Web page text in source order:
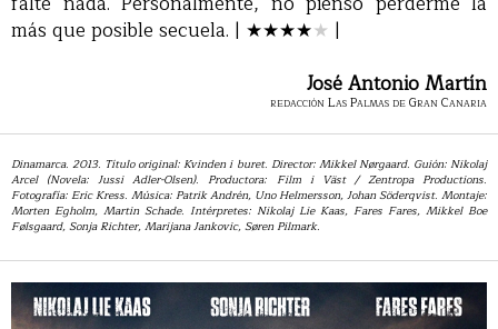
más que posible secuela. | ★★★★★ |
José Antonio Martín
redacción Las Palmas de Gran Canaria
Dinamarca. 2013. Título original: Kvinden i buret. Director: Mikkel Nørgaard. Guión: Nikolaj
Arcel (Novela: Jussi Adler-Olsen). Productora: Film i Väst / Zentropa Productions.
Fotografía: Eric Kress. Música: Patrik Andrén, Uno Helmersson, Johan Söderqvist. Montaje:
Morten Egholm, Martin Schade. Intérpretes: Nikolaj Lie Kaas, Fares Fares, Mikkel Boe
Følsgaard, Sonja Richter, Marijana Jankovic, Søren Pilmark.